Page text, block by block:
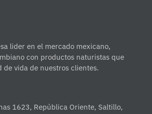
lider en el mercado mexicano,
con productos naturistas que
de vida de nuestros clientes.
1623, República Oriente, Saltillo,